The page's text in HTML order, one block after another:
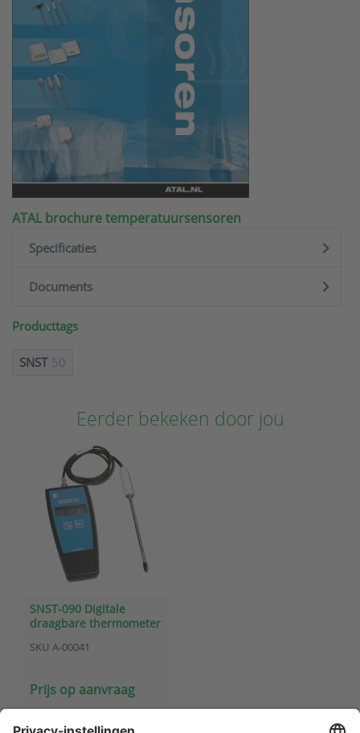
ATAL brochure temperatuursensoren
Specificaties
Documents
Producttags
SNST 50
Eerder bekeken door jou
SNST-090 Digitale
draagbare thermometer
SKU A-00041
Prijs op aanvraag